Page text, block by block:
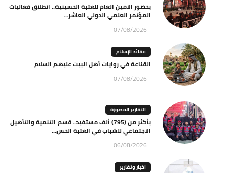
بحضور الامين العام للعتبة الحسينية.. انطلاق فعاليات
المؤتمر العلمي الدولي العاشر...
07/08/2026
عقائد الإسلام
القناعة في روايات أهل البيت عليهم السلام
07/08/2026
التقارير المصورة
بأكثر من (795) ألف مستفيد.. قسم التنمية والتأهيل
الاجتماعي للشباب في العتبة الحس...
06/08/2026
اخبار وتقارير